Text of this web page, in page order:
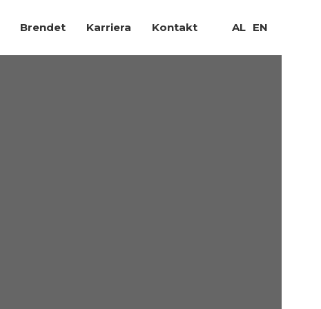
Brendet Karriera Kontakt AL EN